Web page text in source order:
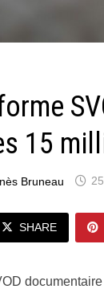
15
Bruneau
SHARE